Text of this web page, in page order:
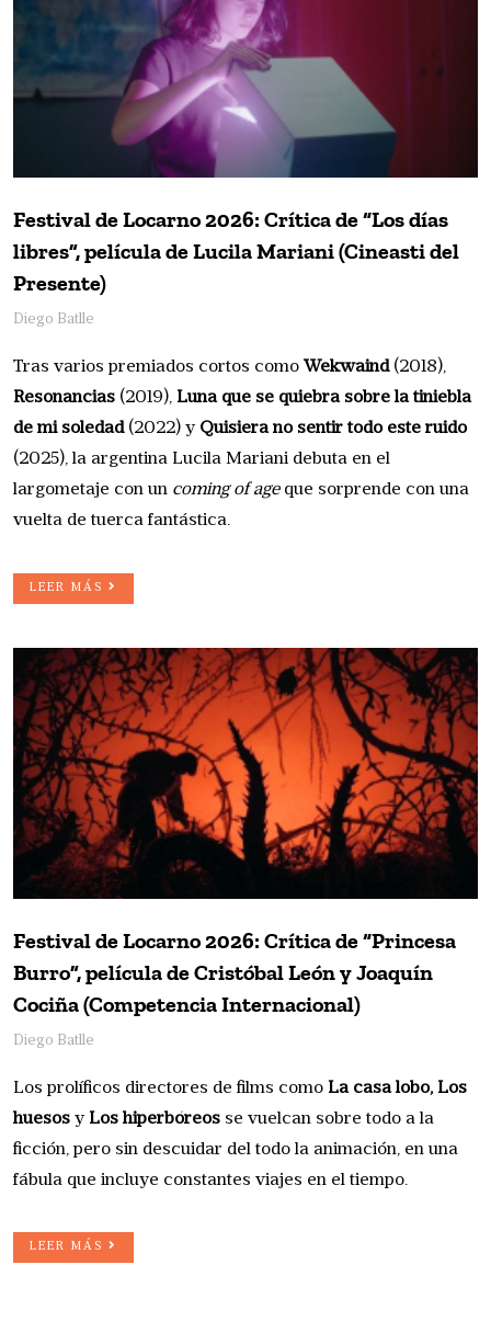
Festival de Locarno 2026: Crítica de “Los días
libres”, película de Lucila Mariani (Cineasti del
Presente)
Diego Batlle
Tras varios premiados cortos como Wekwaind(2018),
Resonancias (2019), Luna que se quiebra sobre la tiniebla
de mi soledad(2022) y Quisiera no sentir todo este ruido
(2025), la argentina Lucila Mariani debuta en el
largometaje con un coming of ageque sorprende con una
vuelta de tuerca fantástica.
LEER MÁS
Festival de Locarno 2026: Crítica de “Princesa
Burro”, película de Cristóbal León y Joaquín
Cociña (Competencia Internacional)
Diego Batlle
Los prolíficos directores de films como La casa lobo, Los
huesos yLos hiperbóreos se vuelcan sobre todo a la
ficción, pero sin descuidar del todo la animación, en una
fábula que incluye constantes viajes en el tiempo.
LEER MÁS